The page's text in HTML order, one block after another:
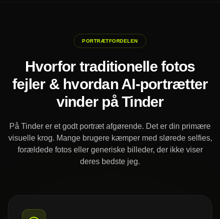
PORTRÆTFORDELEN
Hvorfor traditionelle fotos
fejler & hvordan AI-portrætter
vinder på Tinder
På Tinder er et godt portræt afgørende. Det er din primære
visuelle krog. Mange brugere kæmper med slørede selfies,
forældede fotos eller generiske billeder, der ikke viser
deres bedste jeg.